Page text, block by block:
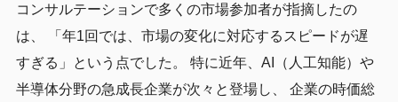
コンサルテーションで多くの市場参加者が指摘したの
は、 「年1回では、市場の変化に対応するスピードが遅
すぎる」という点でした。 特に近年、AI（人工知能）や
半導体分野の急成長企業が次々と登場し、 企業の時価総